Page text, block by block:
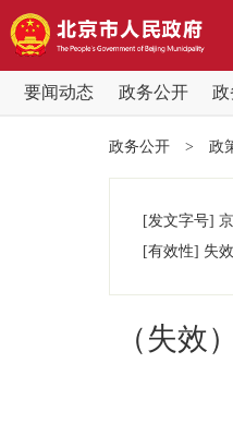
要闻动态 政务公开 政
党
政务公开
政务公开 > 政
[发文字号]
[有效性] 失效
（失效